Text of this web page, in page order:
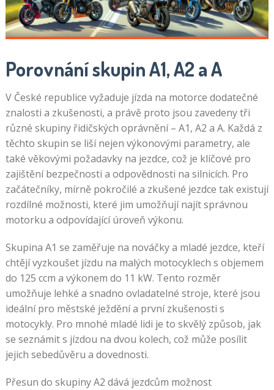
Porovnání skupin A1, A2 a A
V České republice vyžaduje jízda na motorce dodatečné
znalosti a zkušenosti, a právě proto jsou zavedeny tři
různé skupiny řidičských oprávnění – A1, A2 a A. Každá z
těchto skupin se liší nejen výkonovými parametry, ale
také věkovými požadavky na jezdce, což je klíčové pro
zajištění bezpečnosti a odpovědnosti na silnicích. Pro
začátečníky, mírně pokročilé a zkušené jezdce tak existují
rozdílné možnosti, které jim umožňují najít správnou
motorku a odpovídající úroveň výkonu.
Skupina A1 se zaměřuje na nováčky a mladé jezdce, kteří
chtějí vyzkoušet jízdu na malých motocyklech s objemem
do 125 ccm a výkonem do 11 kW. Tento rozměr
umožňuje lehké a snadno ovladatelné stroje, které jsou
ideální pro městské ježdění a první zkušenosti s
motocykly. Pro mnohé mladé lidi je to skvělý způsob, jak
se seznámit s jízdou na dvou kolech, což může posílit
jejich sebedůvěru a dovednosti.
Přesun do skupiny A2 dává jezdcům možnost